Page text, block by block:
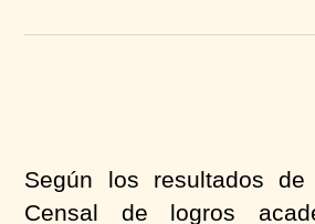
Según los resultados de
Censal de logros